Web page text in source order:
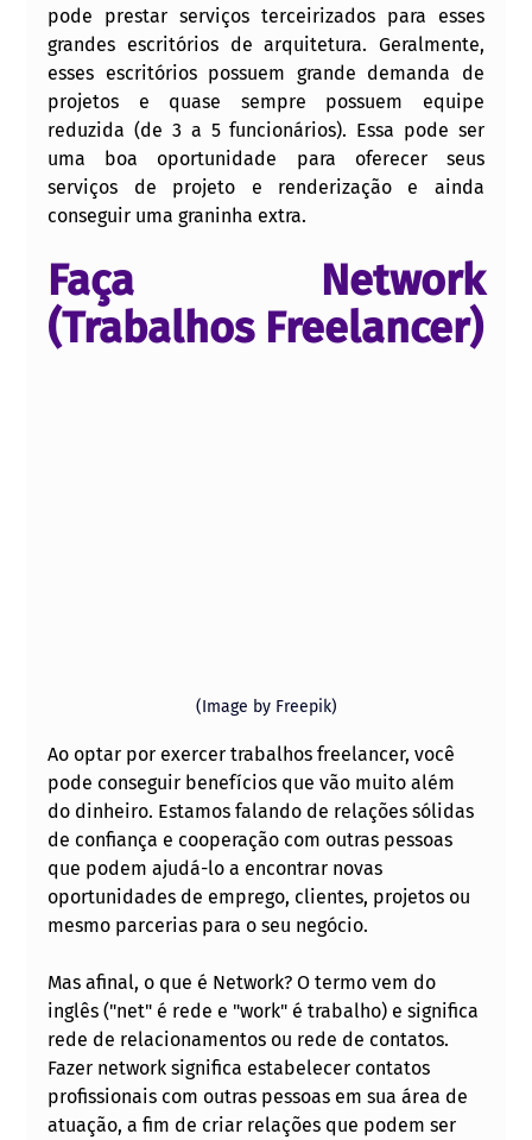
pode prestar serviços terceirizados para esses
grandes escritórios de arquitetura. Geralmente,
esses escritórios possuem grande demanda de
projetos e quase sempre possuem equipe
reduzida (de 3 a 5 funcionários). Essa pode ser
uma boa oportunidade para oferecer seus
serviços de projeto e renderização e ainda
conseguir uma graninha extra.
Faça Network
(Trabalhos Freelancer)
(Image by Freepik)
Ao optar por exercer trabalhos freelancer, você
pode conseguir benefícios que vão muito além
do dinheiro. Estamos falando de relações sólidas
de confiança e cooperação com outras pessoas
que podem ajudá-lo a encontrar novas
oportunidades de emprego, clientes, projetos ou
mesmo parcerias para o seu negócio.
Mas afinal, o que é Network? O termo vem do
inglês ("net" é rede e "work" é trabalho) e significa
rede de relacionamentos ou rede de contatos.
Fazer network significa estabelecer contatos
profissionais com outras pessoas em sua área de
atuação, a fim de criar relações que podem ser